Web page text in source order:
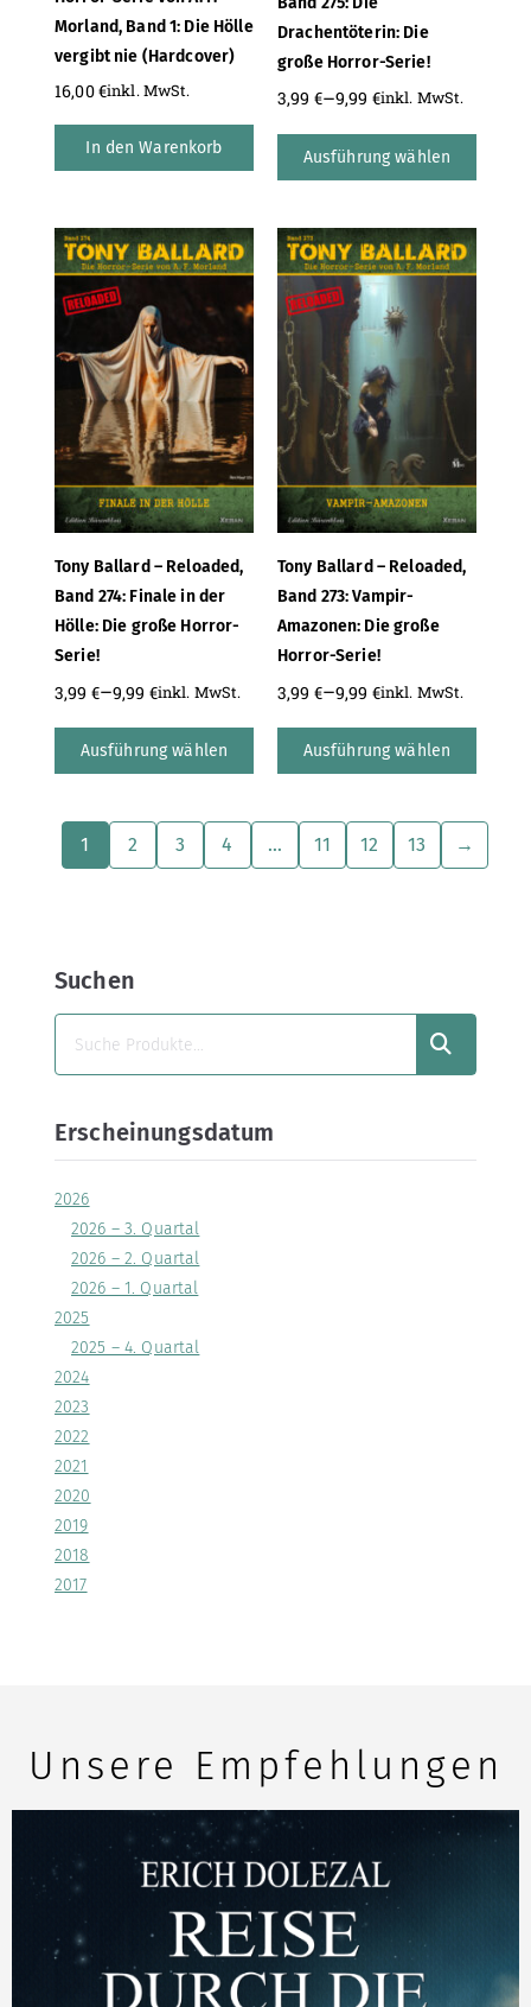
Morland, Band 1: Die Hölle
vergibt nie (Hardcover)
16,00€inkl. MwSt.
In den Warenkorb
Drachentöterin: Die
große Horror-Serie!
3,99 €–9,99 €inkl. MwSt.
Ausführung wählen
Tony Ballard – Reloaded,
Band 274: Finale in der
Hölle: Die große Horror-
Serie!
3,99 €–9,99 €inkl. MwSt.
Ausführung wählen
Tony Ballard – Reloaded,
Band 273: Vampir-
Amazonen: Die große
Horror-Serie!
3,99 €–9,99 €inkl. MwSt.
Ausführung wählen
1 2 3 4 … 11 12 13 →
Suchen
SUCHEN
Erscheinungsdatum
2026
2026 – 3. Quartal
2026 – 2. Quartal
2026 – 1. Quartal
2025
2025 – 4. Quartal
2024
2023
2022
2021
2020
2019
2018
2017
Unsere Empfehlungen